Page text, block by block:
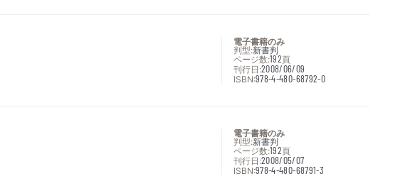
電子書籍のみ
判型:新書判
ページ数:192頁
刊行日:2008/06/09
ISBN:978-4-480-68792-0
電子書籍のみ
判型:新書判
ページ数:192頁
刊行日:2008/05/07
ISBN:978-4-480-68791-3